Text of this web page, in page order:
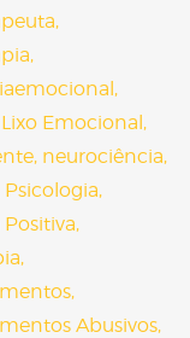
Lixo Emocional
neurociência
Psicologia
Abusivos